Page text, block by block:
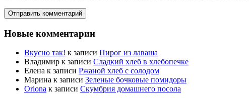
Новые комментарии
Вкусно так! к записи Пирог из лаваша
Владимир к записи Сладкий хлеб в хлебопечке
Елена к записи Ржаной хлеб с солодом
Марина к записи Зеленые бочковые помидоры
Oriona к записи Скумбрия домашнего посола